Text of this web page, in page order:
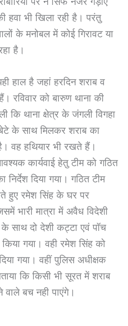
हवा भी खिला रही है। परंतु
के मनोबल में कोई गिरावट या
है।
हाल है जहां हरदिन शराब व
रविवार को बारुण थाना की
कि थाना क्षेत्र के जंगली विगहा
के साथ मिलकर शराब का
वह हथियार भी रखते हैं।
कार्यवाई हेतु टीम को गठित
दिया गया। गठित टीम
हुए रमेश सिंह के घर पर
भारी मात्रा में अवैध विदेशी
साथ दो देशी कट्टा एवं पॉच
गया। वही रमेश सिंह को
गया। वहीं पुलिस अधीक्षक
कि किसी भी सूरत में शराब
वाले बच नही पाएंगे।